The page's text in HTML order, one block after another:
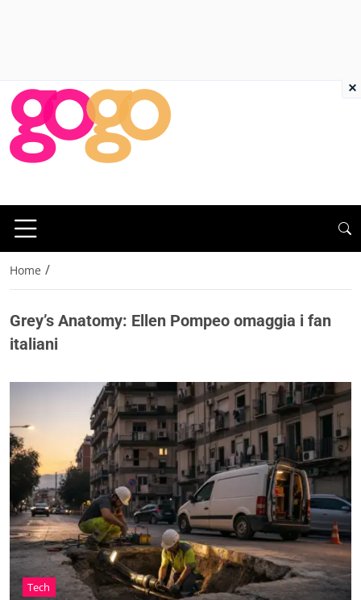
Home /
Grey’s Anatomy: Ellen Pompeo omaggia i fan
italiani
Tech
×